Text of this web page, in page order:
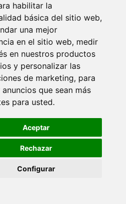
habilitar la
básica del sitio web,
una mejor
en el sitio web, medir
en nuestros productos
y personalizar las
de marketing, para
que sean más
para usted.
Aceptar
Rechazar
Configurar
De Madera
19 Mm